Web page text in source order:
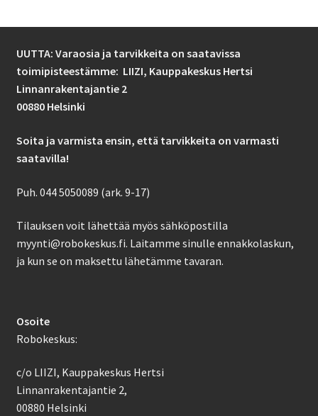
UUTTA: Varaosia ja tarvikkeita on saatavissa
toimipisteestämme: LIIZI, Kauppakeskus Hertsi
Linnanrakentajantie 2
00880 Helsinki
Soita ja varmista ensin, että tarvikkeita on varmasti
saatavilla!
Puh. 044 5050089 (ark. 9-17)
Tilauksen voit lähettää myös sähköpostilla
myynti@robokeskus.fi. Laitamme sinulle ennakkolaskun,
ja kun se on maksettu lähetämme tavaran.
Osoite
Robokeskus:
c/o LIIZI, Kauppakeskus Hertsi
Linnanrakentajantie 2,
00880 Helsinki